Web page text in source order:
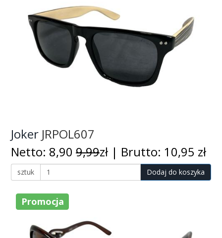
Joker JRPOL607
Netto: 8,90 9,99zł | Brutto: 10,95 zł
sztuk Dodaj do koszyka
Promocja